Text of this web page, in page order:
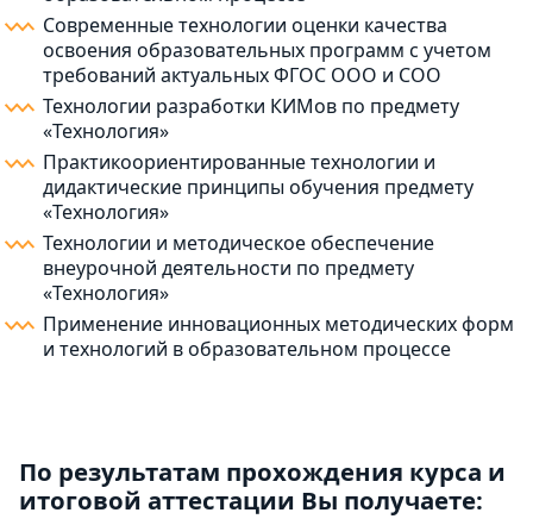
Современные технологии оценки качества
освоения образовательных программ с учетом
требований актуальных ФГОС ООО и СОО
Технологии разработки КИМов по предмету
«Технология»
Практикоориентированные технологии и
дидактические принципы обучения предмету
«Технология»
Технологии и методическое обеспечение
внеурочной деятельности по предмету
«Технология»
Применение инновационных методических форм
и технологий в образовательном процессе
По результатам прохождения курса и
итоговой аттестации Вы получаете: